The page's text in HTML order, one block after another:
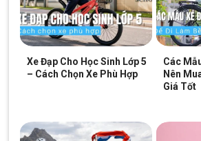
Hệ thống phanh đĩa cơ trước và sau
Thương Hiệu Califa Uy Tín, Giá
Khi lựa chọn xe đạp touring như mẫu
vị thế vững chắc trên thị trường Việt
cho thị trường nhiều mẫu xe đạp từ xe
Xe Đạp Cho Học Sinh Lớp 5
– Cách Chọn Xe Phù Hợp
Các
Nên
Giá Tốt